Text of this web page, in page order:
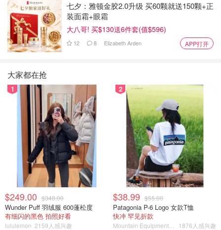
七夕：雅顿金胶2.0升级 买60颗就送150颗+正
装面霜+眼霜
大八哥! 买$130送6件套(值$596)
12 8 Elizabeth Arden APP打开
大家都在抢
1
$249.00 $348.00
Wunder Puff 羽绒服 600蓬松度
有细闪的黑色 拍照好看
lululemon 2159人感兴趣
2
$38.99 $55.00
Patagonia P-6 Logo 女款T恤
快冲 罕见折款
1876人感兴趣